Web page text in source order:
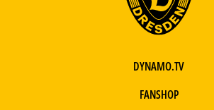
DYNAMO.TV
FANSHOP